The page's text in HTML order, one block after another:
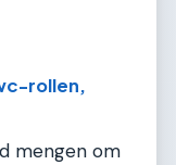
rollen,
mengen om